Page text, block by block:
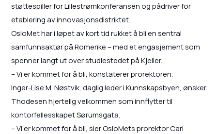
støttespiller for Lillestrømkonferansen og pådriver for
etablering av innovasjonsdistriktet.
OsloMet har i løpet av kort tid rukket å bli en sentral
samfunnsaktør på Romerike – med et engasjement som
spenner langt ut over studiestedet på Kjeller.
– Vi er kommet for å bli, konstaterer prorektoren.
Inger-Lise M. Nøstvik, daglig leder i Kunnskapsbyen, ønsker
Thodesen hjertelig velkommen som innflytter til
kontorfellesskapet Sørumsgata.
– Vi er kommet for å bli, sier OsloMets prorektor Carl